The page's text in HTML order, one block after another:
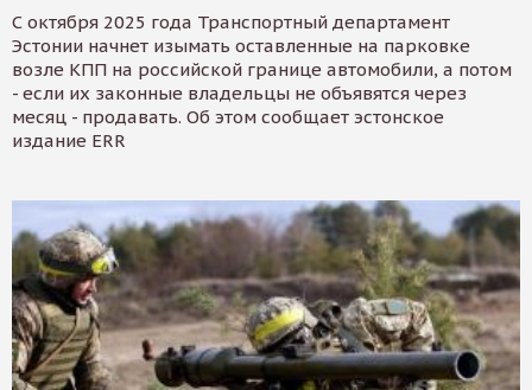
С октября 2025 года Транспортный департамент
Эстонии начнет изымать оставленные на парковке
возле КПП на российской границе автомобили, а потом
- если их законные владельцы не объявятся через
месяц - продавать. Об этом сообщает эстонское
издание ERR